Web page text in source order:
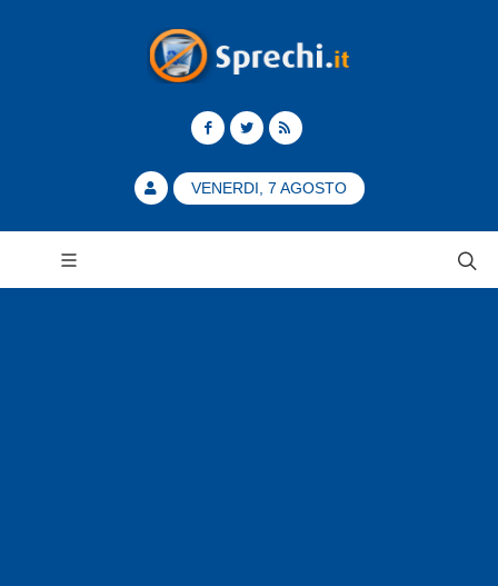
VENERDI, 7 AGOSTO